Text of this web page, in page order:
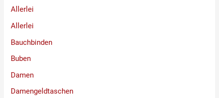
Allerlei
Allerlei
Bauchbinden
Buben
Damen
Damengeldtaschen